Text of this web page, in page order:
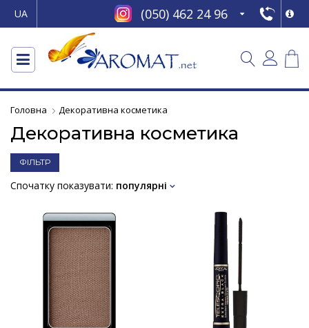
UA (050) 462 24 96
Головна Декоративна косметика
Декоративна косметика
ФІЛЬТР
Спочатку показувати: популярні